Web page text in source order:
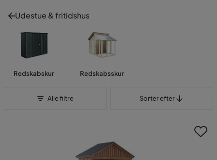
Udestue & fritidshus
Redskabskur Redskabsskur
Alle filtre Sorter efter